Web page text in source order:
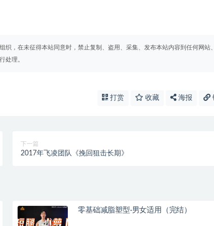
织，在未征得本站同意时，禁止复制、盗用、采集、发布本站内容到任何网站
处理。
打赏 收藏 海报
下一篇
2017年飞凌团队《挽回狙击长期》
零基础减脂塑型·男女适用（完结）